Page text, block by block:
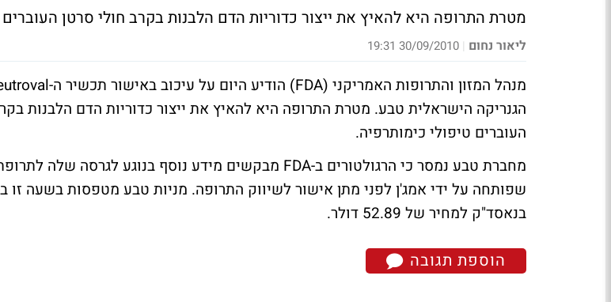
מטרת התרופה היא להאיץ את ייצור כדוריות הדם הלבנות בקרב חולי סרטן
ליאור נחום |
30/09/2010 19:31
הגנריקה הישראלית טבע. מטרת התרופה היא להאיץ את ייצור כדוריות הדם הלבנות
העוברים טיפולי כימותרפיה.
בנאסד"ק למחיר של 52.89 דולר.
הוספת תגובה